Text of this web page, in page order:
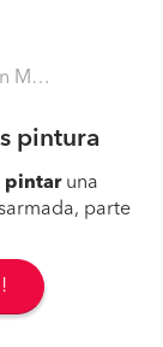
pintura
pintaruna
parte